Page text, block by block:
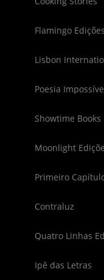
Flamingo Edições
Lisbon
Poesia
Showtime Books
Moonlight
Primeiro
Contraluz
Quatro Linhas
Ipê das Letras